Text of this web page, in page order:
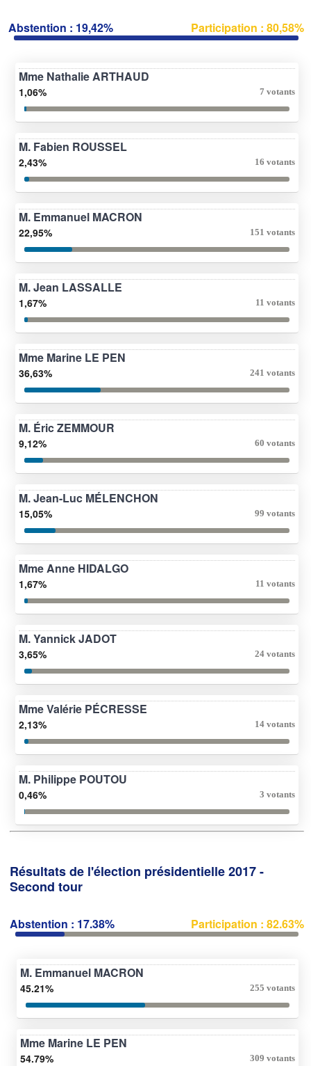
Abstention : 19,42% Participation : 80,58%
Mme Nathalie ARTHAUD
1,06% 7 votants
M. Fabien ROUSSEL
2,43% 16 votants
M. Emmanuel MACRON
22,95% 151 votants
M. Jean LASSALLE
1,67% 11 votants
Mme Marine LE PEN
36,63% 241 votants
M. Éric ZEMMOUR
9,12% 60 votants
M. Jean-Luc MÉLENCHON
15,05% 99 votants
Mme Anne HIDALGO
1,67% 11 votants
M. Yannick JADOT
3,65% 24 votants
Mme Valérie PÉCRESSE
2,13% 14 votants
M. Philippe POUTOU
0,46% 3 votants
Résultats de l'élection présidentielle 2017 -
Second tour
Abstention : 17.38% Participation : 82.63%
M. Emmanuel MACRON
45.21% 255 votants
Mme Marine LE PEN
54.79% 309 votants